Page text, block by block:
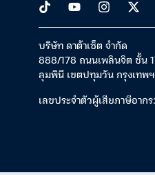
บริษัท ดาต้าเซ็ต จำกัด
888/178 ถนนเพลินจิต ชั้น
ลุมพินี เขตปทุมวัน กรุงเทพ
เลขประจำตัวผู้เสียภาษีอา